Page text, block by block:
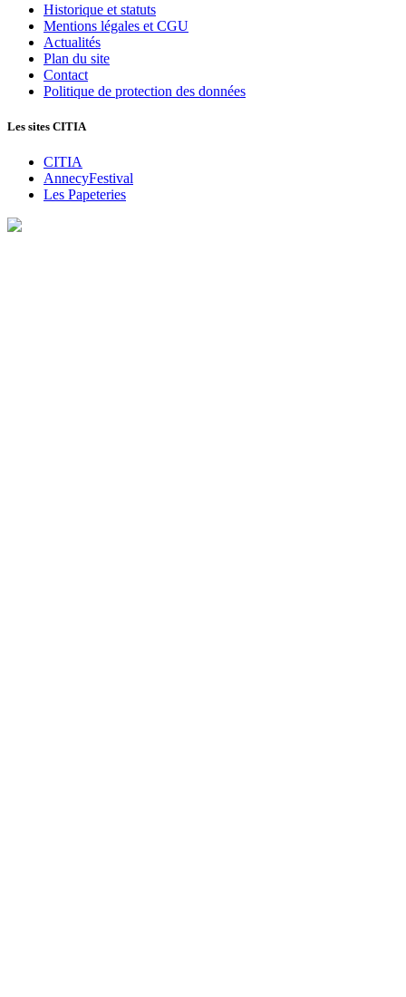
Historique et statuts
Mentions légales et CGU
Actualités
Plan du site
Contact
Politique de protection des données
Les sites CITIA
CITIA
AnnecyFestival
Les Papeteries